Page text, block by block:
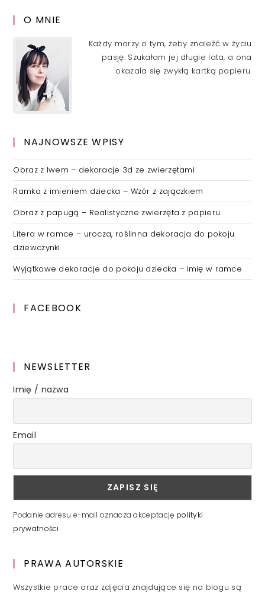
O MNIE
Każdy marzy o tym, żeby znaleźć w życiu
pasję. Szukałam jej długie lata, a ona
okazała się zwykłą kartką papieru.
NAJNOWSZE WPISY
Obraz z lwem – dekoracje 3d ze zwierzętami
Ramka z imieniem dziecka – Wzór z zajączkiem
Obraz z papugą – Realistyczne zwierzęta z papieru
Litera w ramce – urocza, roślinna dekoracja do pokoju
dziewczynki
Wyjątkowe dekoracje do pokoju dziecka – imię w ramce
FACEBOOK
NEWSLETTER
Imię / nazwa
Email
Podanie adresu e-mail oznacza akceptację polityki
prywatności.
PRAWA AUTORSKIE
Wszystkie prace oraz zdjęcia znajdujące się na blogu są